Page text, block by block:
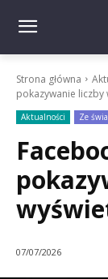
Strona główna
pokazywanie
Aktualności Ze
07/07/2026